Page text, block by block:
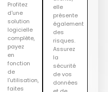
Profitez
d'une
solution
logicielle
complète,
payez
en
fonction
de
l'utilisation,
faites
elle
présente
également
des
risques.
Assurez
la
sécurité
de vos
données